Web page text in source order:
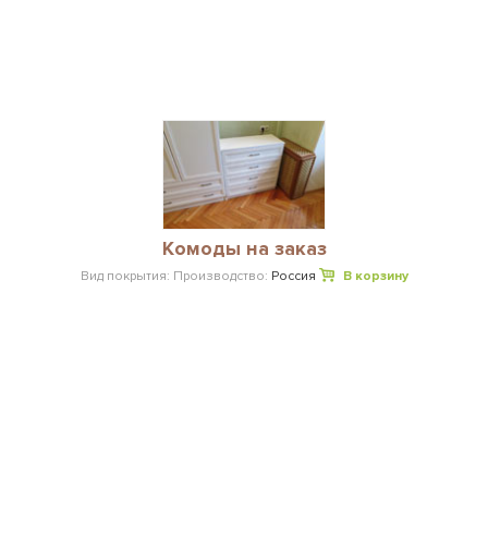
Комоды на заказ
Вид покрытия: Производство: Россия В корзину